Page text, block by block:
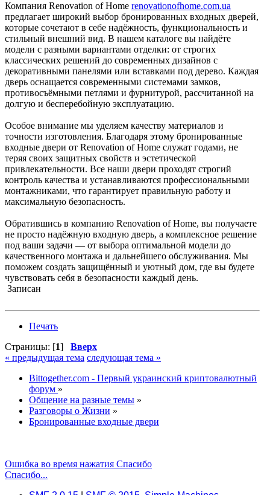
Компания Renovation of Home renovationofhome.com.ua
предлагает широкий выбор бронированных входных дверей,
которые сочетают в себе надёжность, функциональность и
стильный внешний вид. В нашем каталоге вы найдёте
модели с разными вариантами отделки: от строгих
классических решений до современных дизайнов с
декоративными панелями или вставками под дерево. Каждая
дверь оснащается современными системами замков,
противосъёмными петлями и фурнитурой, рассчитанной на
долгую и бесперебойную эксплуатацию.
Особое внимание мы уделяем качеству материалов и
точности изготовления. Благодаря этому бронированные
входные двери от Renovation of Home служат годами, не
теряя своих защитных свойств и эстетической
привлекательности. Все наши двери проходят строгий
контроль качества и устанавливаются профессиональными
монтажниками, что гарантирует правильную работу и
максимальную безопасность.
Обратившись в компанию Renovation of Home, вы получаете
не просто надёжную входную дверь, а комплексное решение
под ваши задачи — от выбора оптимальной модели до
качественного монтажа и дальнейшего обслуживания. Мы
поможем создать защищённый и уютный дом, где вы будете
чувствовать себя в безопасности каждый день.
Записан
Печать
Страницы: [1] Вверх
« предыдущая тема следующая тема »
Bittogether.com - Первый украинский криптовалютный
форум »
Общение на разные темы »
Разговоры о Жизни »
Бронированные входные двери
Ошибка во время нажатия Спасибо
Спасибо...